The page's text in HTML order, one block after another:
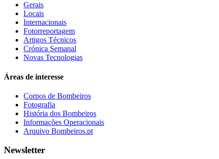
Gerais
Locais
Internacionais
Fotorreportagem
Artigos Técnicos
Crónica Semanal
Novas Tecnologias
Áreas de interesse
Corpos de Bombeiros
Fotografia
História dos Bombeiros
Informações Operacionais
Arquivo Bombeiros.pt
Newsletter